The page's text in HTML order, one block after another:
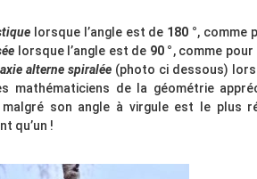
lorsque l’angle est de 180 °, comme
lorsque l’angle est de 90 °, comme
alterne spiralée (photo ci dessous)
mathématiciens de la géométrie
son angle à virgule est le plus
qu’un !